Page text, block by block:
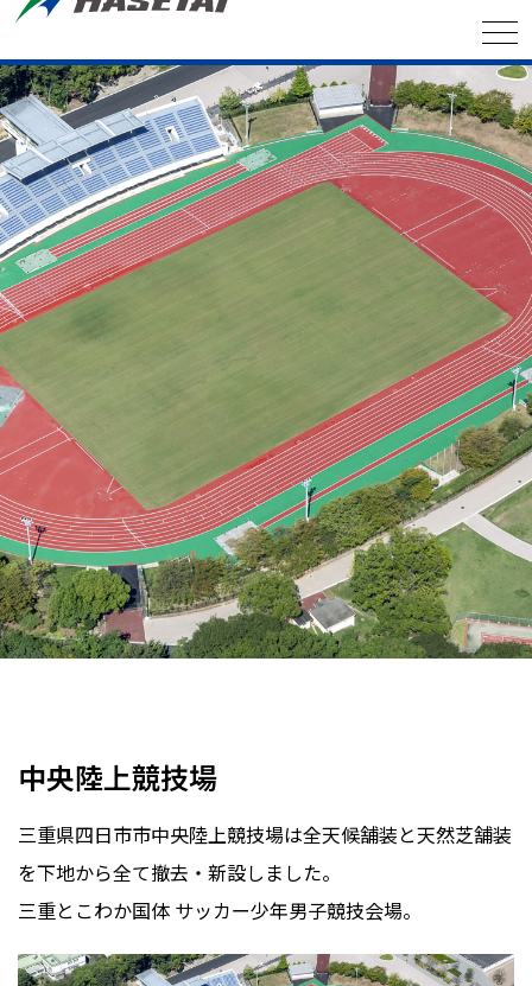
中央陸上競技場
三重県四日市市中央陸上競技場は全天候舗装と天然芝舗装
を下地から全て撤去・新設しました。
三重とこわか国体 サッカー少年男子競技会場。